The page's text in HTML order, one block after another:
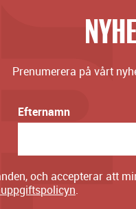
Prenumerera på vårt
Efternamn
och accepterar att
.